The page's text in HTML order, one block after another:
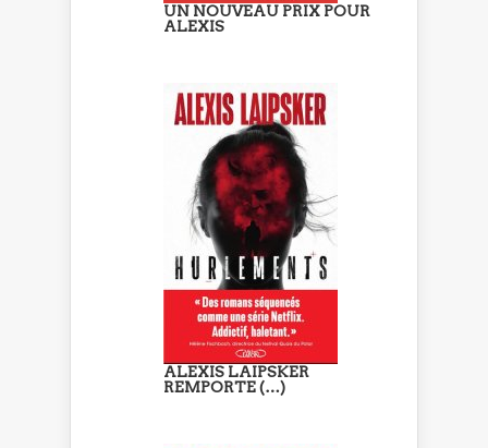
UN NOUVEAU PRIX POUR
ALEXIS
ALEXIS LAIPSKER
REMPORTE (…)